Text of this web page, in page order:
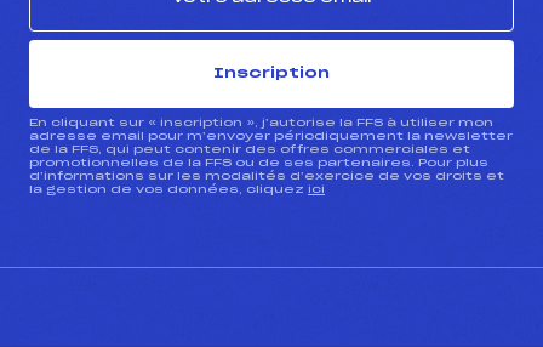
Inscription
En cliquant sur « inscription », j’autorise la FFS à utiliser mon
adresse email pour m’envoyer périodiquement la newsletter
de la FFS, qui peut contenir des offres commerciales et
promotionnelles de la FFS ou de ses partenaires. Pour plus
d’informations sur les modalités d’exercice de vos droits et
la gestion de vos données, cliquez ici